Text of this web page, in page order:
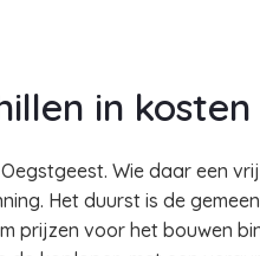
in
Wie daar een
Het duurst is de
prijzen voor het bouwen